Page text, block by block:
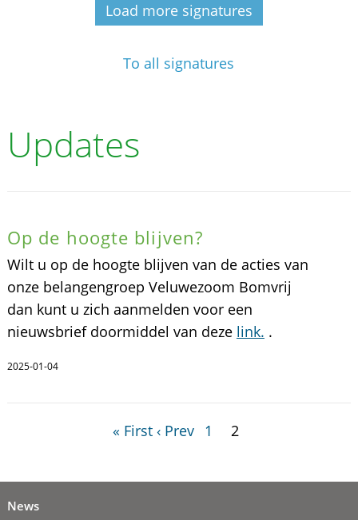
Load more signatures
To all signatures
Updates
Op de hoogte blijven?
Wilt u op de hoogte blijven van de acties van
onze belangengroep Veluwezoom Bomvrij
dan kunt u zich aanmelden voor een
nieuwsbrief doormiddel van deze link. .
2025-01-04
« First ‹ Prev 1 2
News